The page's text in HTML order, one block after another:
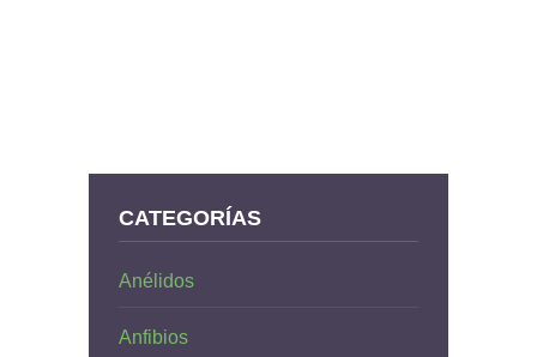
CATEGORÍAS
Anélidos
Anfibios